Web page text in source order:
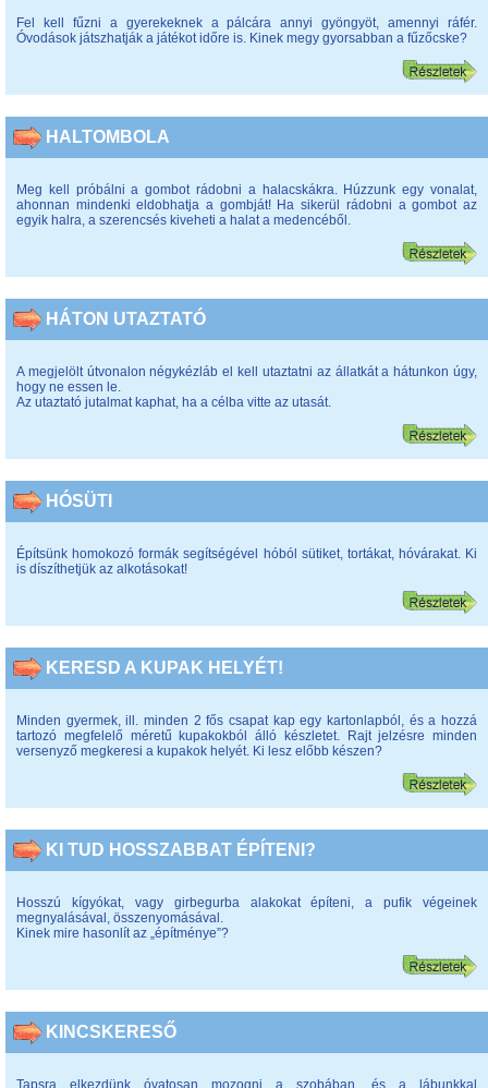
Fel kell fűzni a gyerekeknek a pálcára annyi gyöngyöt, amennyi ráfér.
Óvodások játszhatják a játékot időre is. Kinek megy gyorsabban a fűzőcske?
HALTOMBOLA
Meg kell próbálni a gombot rádobni a halacskákra. Húzzunk egy vonalat,
ahonnan mindenki eldobhatja a gombját! Ha sikerül rádobni a gombot az
egyik halra, a szerencsés kiveheti a halat a medencéből.
HÁTON UTAZTATÓ
A megjelölt útvonalon négykézláb el kell utaztatni az állatkát a hátunkon úgy,
hogy ne essen le.
Az utaztató jutalmat kaphat, ha a célba vitte az utasát.
HÓSÜTI
Építsünk homokozó formák segítségével hóból sütiket, tortákat, hóvárakat. Ki
is díszíthetjük az alkotásokat!
KERESD A KUPAK HELYÉT!
Minden gyermek, ill. minden 2 fős csapat kap egy kartonlapból, és a hozzá
tartozó megfelelő méretű kupakokból álló készletet. Rajt jelzésre minden
versenyző megkeresi a kupakok helyét. Ki lesz előbb készen?
KI TUD HOSSZABBAT ÉPÍTENI?
Hosszú kígyókat, vagy girbegurba alakokat építeni, a pufik végeinek
megnyalásával, összenyomásával.
Kinek mire hasonlít az „építménye”?
KINCSKERESŐ
Tapsra elkezdünk óvatosan mozogni a szobában, és a lábunkkal